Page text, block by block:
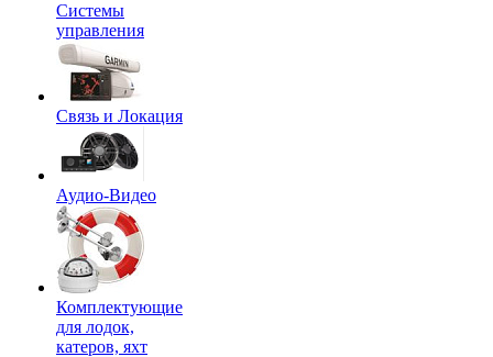
Системы
управления
Связь и Локация
Аудио-Видео
Комплектующие
для лодок,
катеров, яхт